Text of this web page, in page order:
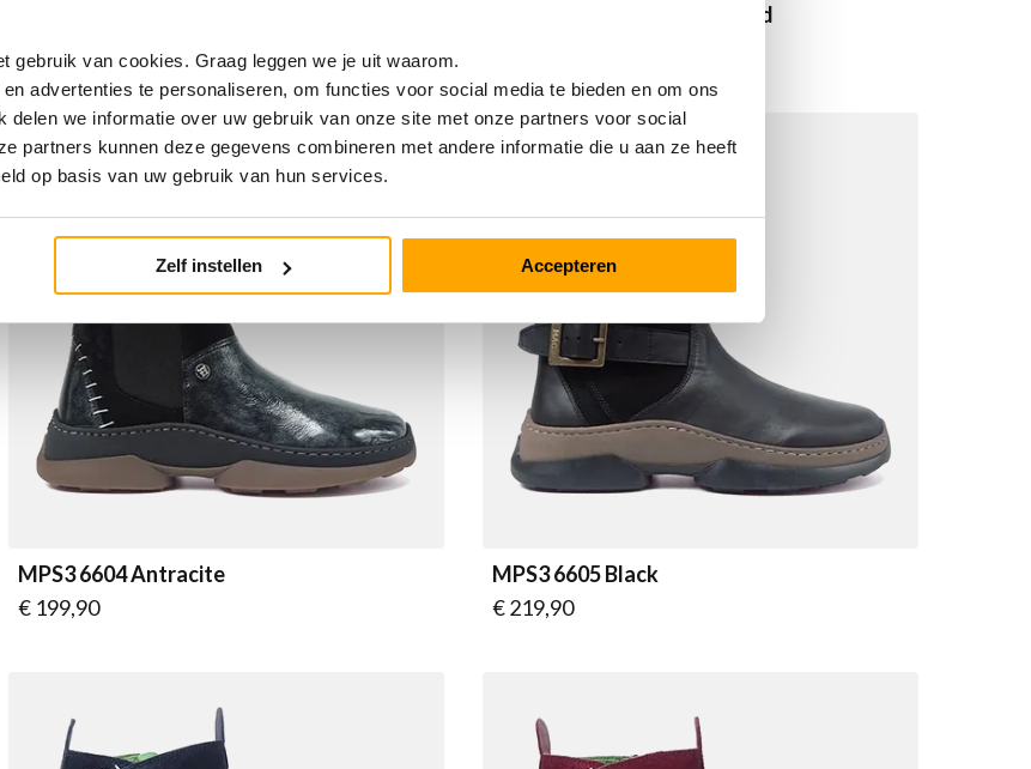
gebruik van cookies. Graag leggen we je uit waarom.
advertenties te personaliseren, om functies voor social media te bieden en om ons
delen we informatie over uw gebruik van onze site met onze partners voor social
partners kunnen deze gegevens combineren met andere informatie die u aan ze heeft
op basis van uw gebruik van hun services.
Zelf instellen Accepteren
€ 199,90
MPS3 6604 Savanna Leopard
MPS3 6604 Antracite
Vanaf
€ 199,90
MPS3 6605 Black
Vanaf
€ 219,90